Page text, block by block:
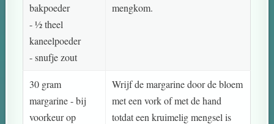
bakpoeder
- ½ theel
kaneelpoeder
- snufje zout
mengkom.
30 gram
margarine - bij
voorkeur op
Wrijf de margarine door de bloem
met een vork of met de hand
totdat een kruimelig mengsel is